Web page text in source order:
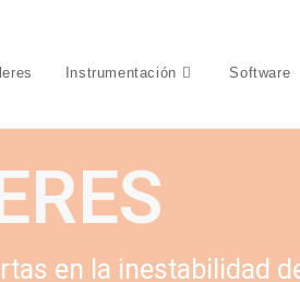
Instrumentación  Software
en la inestabilidad